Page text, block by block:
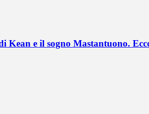
e il sogno Mastantuono.